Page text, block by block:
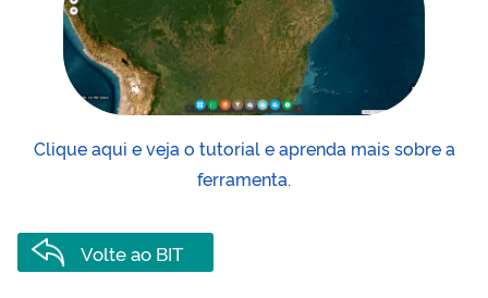
Clique aqui e veja o tutorial e aprenda mais sobre a
ferramenta.
Volte ao BIT